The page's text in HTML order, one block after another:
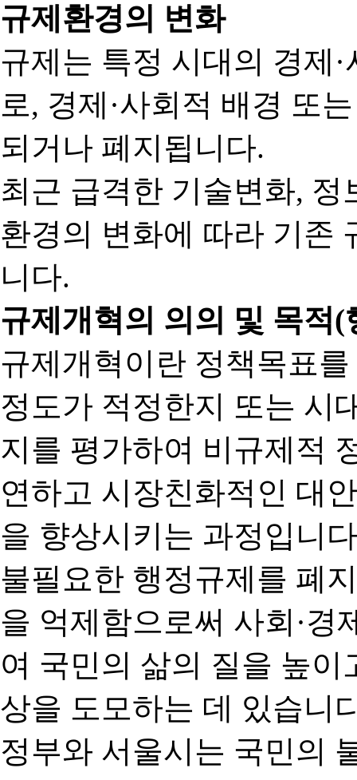
규제환경의 변화
규제는 특정 시대의 경제
로, 경제·사회적 배경 또
되거나 폐지됩니다.
최근 급격한 기술변화,
환경의 변화에 따라 기존
니다.
규제개혁의 의의 및 목적
규제개혁이란 정책목표
정도가 적정한지 또는 시
지를 평가하여 비규제적
연하고 시장친화적인 대
을 향상시키는 과정입니
불필요한 행정규제를 폐
을 억제함으로써 사회·경
여 국민의 삶의 질을 높
상을 도모하는 데 있습니
정부와 서울시는 국민의